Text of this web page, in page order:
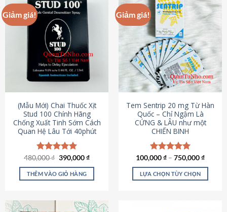
có
nhiều
biến
thể.
Các
tùy
chọn
được
chọn
trên
trang
sản
phẩm
có
nhiều
biến
thể.
Các
tùy
chọn
có
thể
chọn
trên
trang
sản
phẩm
Giảm giá!
(Mẫu Mới) Chai Thuốc Xịt
Stud 100 Chính Hãng
Chống Xuất Tinh Sớm Cách
Quan Hệ Lâu Tới 40phút
Được xếp
hạng5.00
5 sao
480,000₫ Giá
là:
480,000 ₫.
390,000₫Giá
tại
THÊM VÀO GIỎ HÀNG
Giảm giá!
Tem Sentrip 20 mg Từ Hàn
Quốc – Chỉ Ngậm Là
CỨNG & LÂU như một
CHIẾN BINH
Được xếp
hạng5.00
5 sao
100,000₫ – 750,000₫
LỰA CHỌN TÙY CHỌN